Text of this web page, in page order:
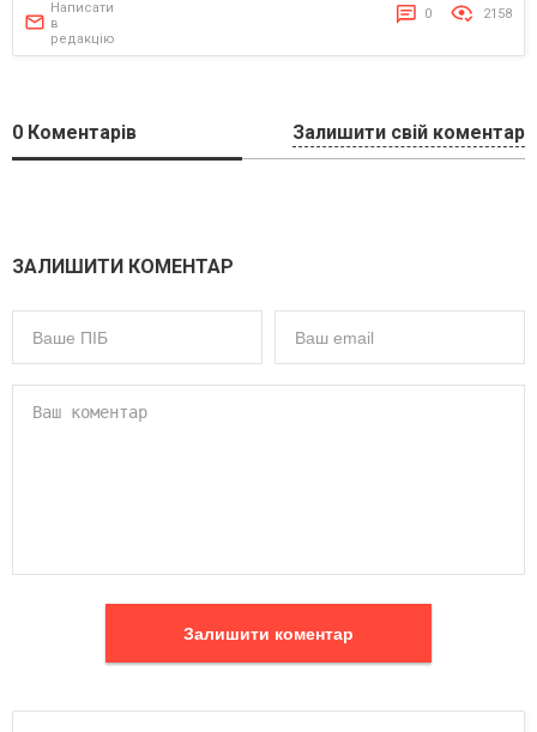
Написати
в
редакцію
0 2158
0 Коментарів Залишити свій коментар
ЗАЛИШИТИ КОМЕНТАР
Залишити коментар